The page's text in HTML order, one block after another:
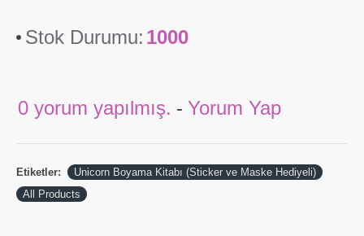
Stok Durumu: 1000
0 yorum yapılmış. - Yorum Yap
Etiketler:
Unicorn Boyama Kitabı (Sticker ve Maske Hediyeli)
All Products